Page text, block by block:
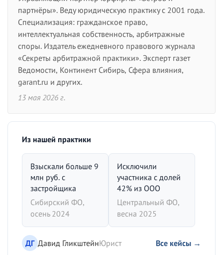
партнёры». Веду юридическую практику с 2001 года.
Специализация: гражданское право,
интеллектуальная собственность, арбитражные
споры. Издатель ежедневного правового журнала
«Секреты арбитражной практики». Эксперт газет
Ведомости, Континент Сибирь, Сфера влияния,
garant.ru и других.
13 мая 2026 г.
Из нашей практики
Взыскали больше 9
млн руб. с
застройщика
Сибирский ФО,
осень 2024
Исключили
участника с долей
42% из ООО
Центральный ФО,
весна 2025
ДГ Давид ГликштейнЮрист Все кейсы →